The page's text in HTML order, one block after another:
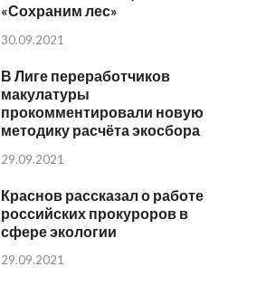
«Сохраним лес»
30.09.2021
В Лиге переработчиков
макулатуры
прокомментировали новую
методику расчёта экосбора
29.09.2021
Краснов рассказал о работе
российских прокуроров в
сфере экологии
29.09.2021